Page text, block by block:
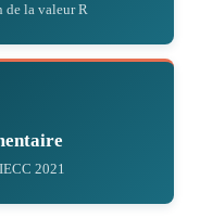
de la valeur R
2021